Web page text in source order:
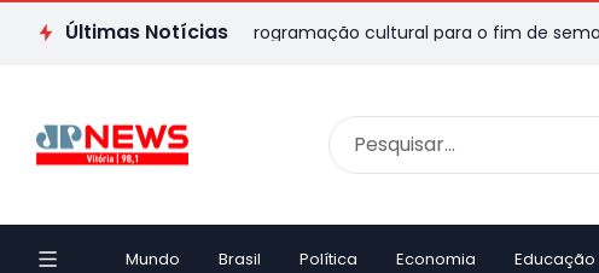
Últimas Notícias
ES: veja passeios e programação cultural para o fim de semana
Mundo Brasil Política Economia Educação